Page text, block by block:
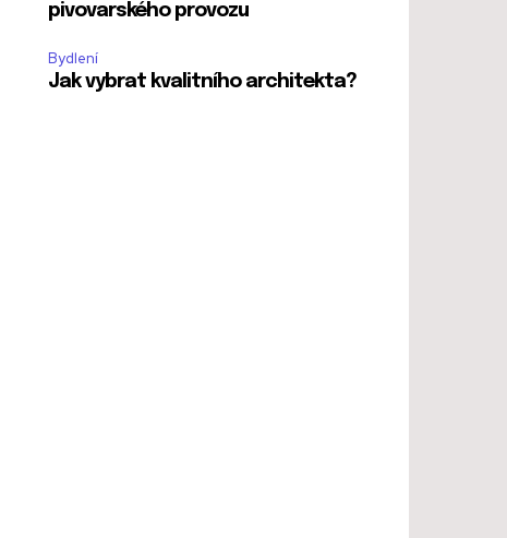
pivovarského provozu
Bydlení
Jak vybrat kvalitního architekta?